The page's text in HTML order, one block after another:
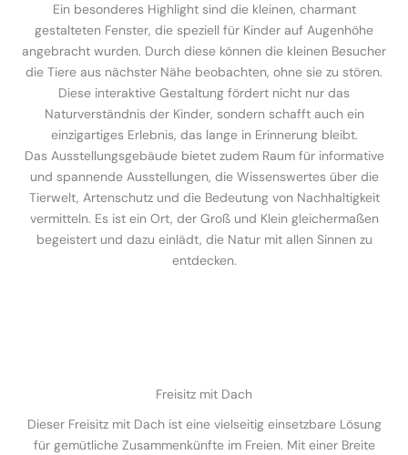
Ein besonderes Highlight sind die kleinen, charmant
gestalteten Fenster, die speziell für Kinder auf Augenhöhe
angebracht wurden. Durch diese können die kleinen Besucher
die Tiere aus nächster Nähe beobachten, ohne sie zu stören.
Diese interaktive Gestaltung fördert nicht nur das
Naturverständnis der Kinder, sondern schafft auch ein
einzigartiges Erlebnis, das lange in Erinnerung bleibt.
Das Ausstellungsgebäude bietet zudem Raum für informative
und spannende Ausstellungen, die Wissenswertes über die
Tierwelt, Artenschutz und die Bedeutung von Nachhaltigkeit
vermitteln. Es ist ein Ort, der Groß und Klein gleichermaßen
begeistert und dazu einlädt, die Natur mit allen Sinnen zu
entdecken.
Freisitz mit Dach
Dieser Freisitz mit Dach ist eine vielseitig einsetzbare Lösung
für gemütliche Zusammenkünfte im Freien. Mit einer Breite